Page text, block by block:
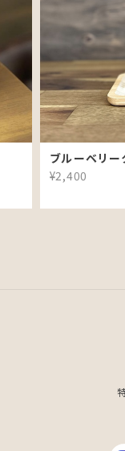
ブルーベリー
¥2,400